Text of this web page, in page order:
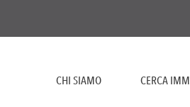
CHI SIAMO CERCA